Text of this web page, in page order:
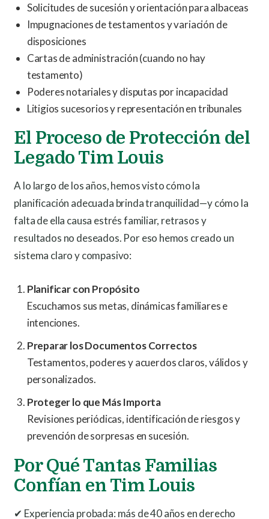
Solicitudes de sucesión y orientación para albaceas
Impugnaciones de testamentos y variación de
disposiciones
Cartas de administración (cuando no hay
testamento)
Poderes notariales y disputas por incapacidad
Litigios sucesorios y representación en tribunales
El Proceso de Protección del
Legado Tim Louis
A lo largo de los años, hemos visto cómo la
planificación adecuada brinda tranquilidad—y cómo la
falta de ella causa estrés familiar, retrasos y
resultados no deseados. Por eso hemos creado un
sistema claro y compasivo:
Planificar con Propósito
Escuchamos sus metas, dinámicas familiares e
intenciones.
Preparar los Documentos Correctos
Testamentos, poderes y acuerdos claros, válidos y
personalizados.
Proteger lo que Más Importa
Revisiones periódicas, identificación de riesgos y
prevención de sorpresas en sucesión.
Por Qué Tantas Familias
Confían en Tim Louis
✔ Experiencia probada: más de 40 años en derecho